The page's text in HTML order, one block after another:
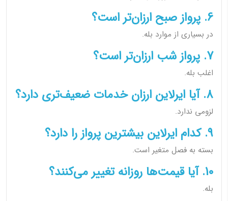
6. پرواز صبح ارزان‌تر است؟
در بسیاری از موارد بله.
7. پرواز شب ارزان‌تر است؟
اغلب بله.
8. آیا ایرلاین ارزان خدمات ضعیف‌تری دارد؟
لزومی ندارد.
9. کدام ایرلاین بیشترین پرواز را دارد؟
بسته به فصل متغیر است.
10. آیا قیمت‌ها روزانه تغییر می‌کنند؟
بله.